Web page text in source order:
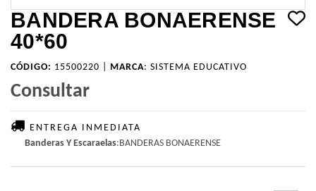
BANDERA BONAERENSE
40*60
CÓDIGO: 15500220 | MARCA: SISTEMA EDUCATIVO
Consultar
ENTREGA INMEDIATA
Banderas Y Escaraelas:BANDERAS BONAERENSE